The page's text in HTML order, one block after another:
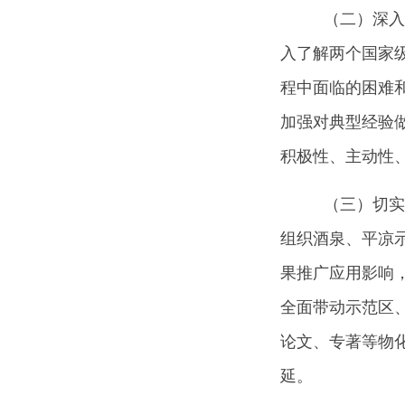
（二）深入
入了解两个国家
程中面临的困难
加强对典型经验
积极性、主动性
（三）切实
组织酒泉、平凉
果推广应用影响
全面带动示范区
论文、专著等物
延。